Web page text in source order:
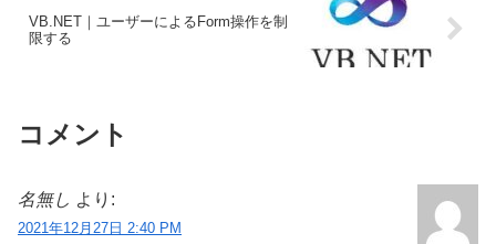
VB.NET｜ユーザーによるForm操作を制
限する
コメント
名無し より:
2021年12月27日 2:40 PM